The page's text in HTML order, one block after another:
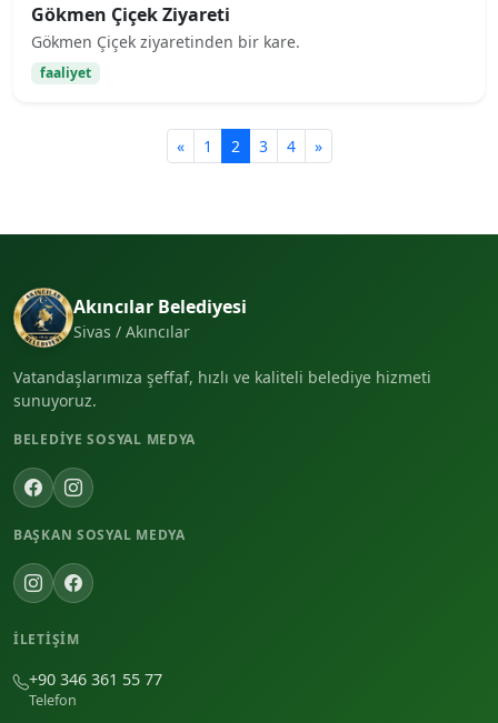
Gökmen Çiçek Ziyareti
Gökmen Çiçek ziyaretinden bir kare.
faaliyet
« 1 2 3 4 »
Akıncılar Belediyesi
Sivas / Akıncılar
Vatandaşlarımıza şeffaf, hızlı ve kaliteli belediye hizmeti
sunuyoruz.
BELEDIYE SOSYAL MEDYA
BAŞKAN SOSYAL MEDYA
İLETIŞIM
+90 346 361 55 77
Telefon